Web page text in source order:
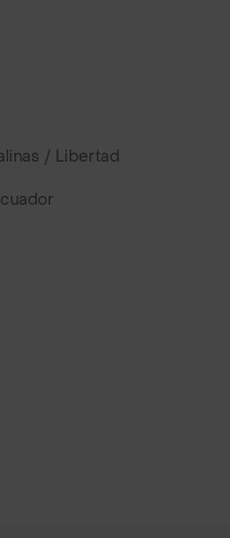
/ Libertad